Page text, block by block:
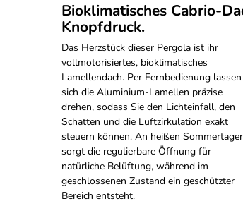
Bioklimatisches Cabrio-
Knopfdruck.
Das Herzstück dieser Pergola ist ihr
vollmotorisiertes, bioklimatisches
Lamellendach. Per Fernbedienung lassen
sich die Aluminium-Lamellen präzise
drehen, sodass Sie den Lichteinfall, den
Schatten und die Luftzirkulation exakt
steuern können. An heißen
sorgt die regulierbare Öffnung für
natürliche Belüftung, während im
geschlossenen Zustand ein geschützter
Bereich entsteht.